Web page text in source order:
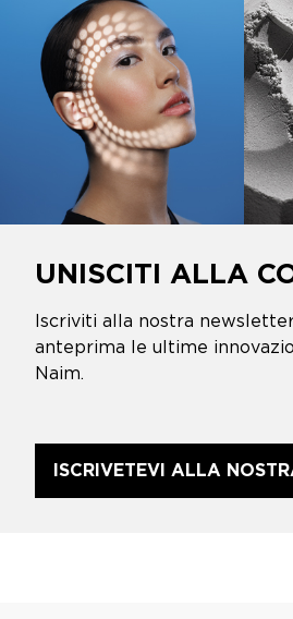
UNISCITI ALLA
Iscriviti alla nostra
anteprima le ultime
Naim.
ISCRIVETEVI ALLA